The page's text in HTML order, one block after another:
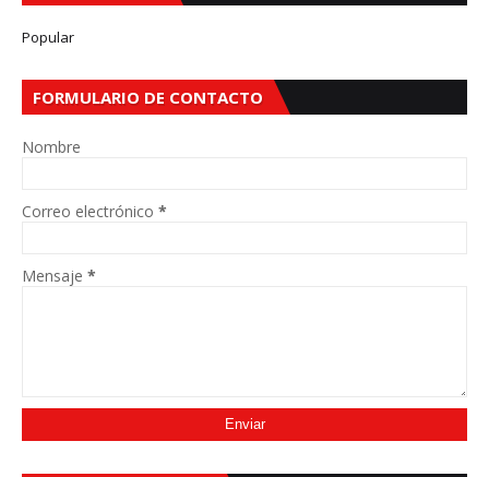
Popular
FORMULARIO DE CONTACTO
Nombre
Correo electrónico *
Mensaje *